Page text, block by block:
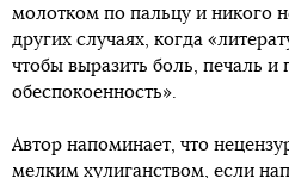
молотком по пальцу и никого
других случаях, когда
чтобы выразить боль, печаль и
обеспокоенность».
Автор напоминает, что
мелким хулиганством, если